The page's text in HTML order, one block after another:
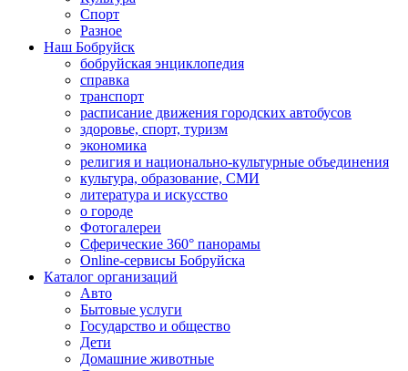
Спорт
Разное
Наш Бобруйск
бобруйская энциклопедия
справка
транспорт
расписание движения городских автобусов
здоровье, спорт, туризм
экономика
религия и национально-культурные объединения
культура, образование, СМИ
литература и искусство
о городе
Фотогалереи
Сферические 360° панорамы
Online-сервисы Бобруйска
Каталог организаций
Авто
Бытовые услуги
Государство и общество
Дети
Домашние животные